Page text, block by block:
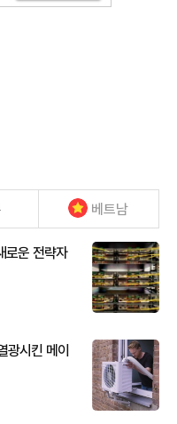
베트남
로운 전략자
광시킨 메이